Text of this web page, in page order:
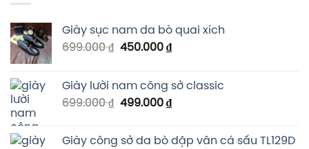
Giày sục nam da bò quai xích
699.000₫ 450.000₫
Giày lười nam công sở classic
699.000₫ 499.000₫
Giày công sở da bò dập vân cá sấu TL129D